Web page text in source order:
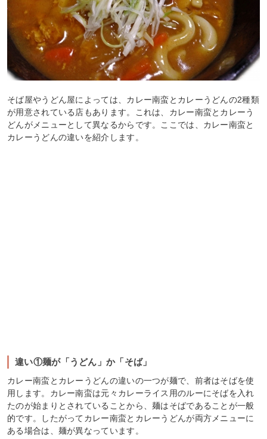
そば屋やうどん屋によっては、カレー南蛮とカレーうどんの2種類
が用意されている店もあります。これは、カレー南蛮とカレーう
どんがメニューとして異なるからです。ここでは、カレー南蛮と
カレーうどんの違いを紹介します。
違い①麺が「うどん」か「そば」
カレー南蛮とカレーうどんの違いの一つが麺で、前者はそばを使
用します。カレー南蛮は元々カレーライス用のルーにそばを入れ
たのが始まりとされていることから、麺はそばであることが一般
的です。したがってカレー南蛮とカレーうどんが両方メニューに
ある場合は、麺が異なっています。